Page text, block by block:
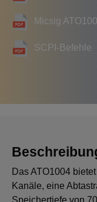
Micsig
SCPI-Befehle
Das ATO1004
Kanäle, eine
Speichertiefe von